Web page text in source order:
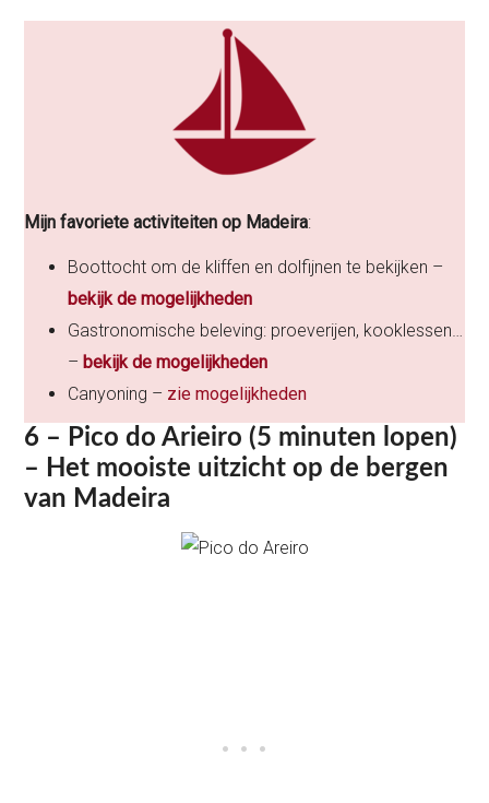
Mijn favoriete activiteiten op Madeira:
Boottocht om de kliffen en dolfijnen te bekijken –
bekijk de mogelijkheden
Gastronomische beleving: proeverijen, kooklessen…
– bekijk de mogelijkheden
Canyoning – zie mogelijkheden
6 – Pico do Arieiro (5 minuten lopen)
– Het mooiste uitzicht op de bergen
van Madeira